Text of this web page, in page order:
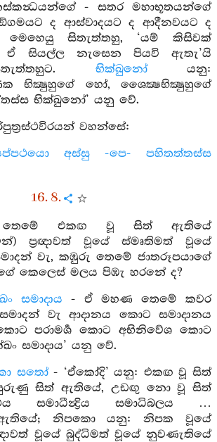
- සතර මහාභූතයන්ගේ
ද ආස්වාදයට ද ආදීනවයට ද
සිතැත්තහු, ‘යම් කිසිවක්
ඒ සියල්ල නැසෙන පියවි ඇතැ’යි
භික්ඛුනෝයනු:
භික්‍ෂුහුගේ හෝ, ශෛක්‍ෂභික්‍ෂුහුගේ
භික්ඛුනෝ’ යනු වේ.
වහන්සේ:
අස්සු -පෙ- පහිතත්තස්ස
16. 8.
එකඟ වූ සිත් ඇතියේ
ප්‍රඥාවත් වූයේ ස්මෘතිමත් වූයේ
වැ, කඹුරු තෙමේ ජාතරූපයාගේ
කෙලෙස් මලය පිඹැ හරනේ ද?
සමාදාය - ඒ මහණ තෙමේ කවර
වැ ආදානය කොට සමාදානය
පරාමර්‍ශ කොට අභිනිවේශ කොට
සමාදාය’ යනු වේ.
සතෝ- ‘ඒකෝදි’ යනු: එකඟ වූ සිත්
සිත් ඇතියේ, උඩඟු නො වූ සිත්
සමාධීන්‍ද්‍රිය සමාධිබලය …
ඇතියේ; නිපකො යනු: නිපක වූයේ
වූයේ බුද්ධිමත් වූයේ නුවණැතියේ